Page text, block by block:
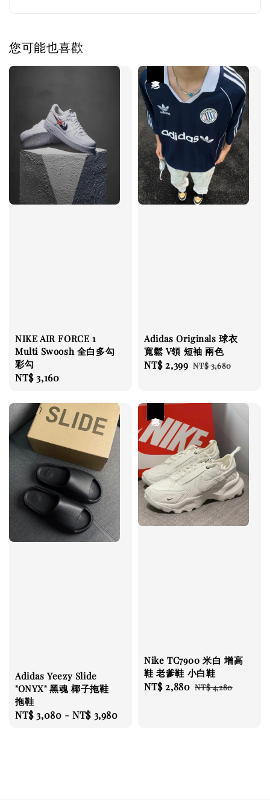
您可能也喜歡
NIKE AIR FORCE 1
Multi Swoosh 全白多勾
彩勾
Regular
NT$ 3,160
Adidas Originals 球衣
寬鬆 V領 短袖 兩色
Sale
NT$ 2,399 Regular
NT$ 3,680
Adidas Yeezy Slide
"ONYX" 黑魂 椰子拖鞋
拖鞋
Regular
NT$ 3,080 -NT$ 3,980
Nike TC7900 米白 增高
鞋 老爹鞋 小白鞋
Sale
NT$ 2,880 Regular
NT$ 4,280